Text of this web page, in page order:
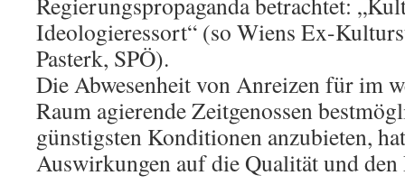
Ideologieressort“ (so Wiens Ex-
Pasterk, SPÖ).
Die Abwesenheit von Anreizen für im
Raum agierende Zeitgenossen
günstigsten Konditionen anzubieten,
Auswirkungen auf die Qualität und den